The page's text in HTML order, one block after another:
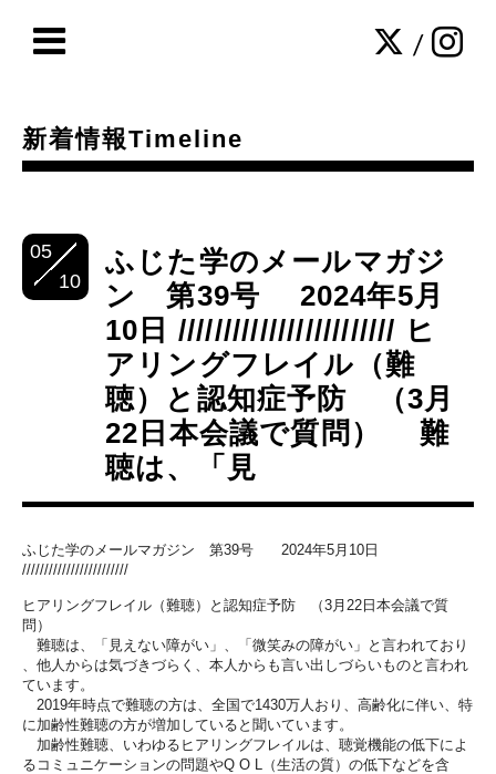
/
新着情報Timeline
05
10
ふじた学のメールマガジ
ン 第39号 2024年5月
10日 //////////////////////// ヒ
アリングフレイル（難
聴）と認知症予防 （3月
22日本会議で質問） 難
聴は、「見
ふじた学のメールマガジン 第39号 2024年5月10日
////////////////////////
ヒアリングフレイル（難聴）と認知症予防 （3月22日本会議で質
問）
難聴は、「見えない障がい」、「微笑みの障がい」と言われており
、他人からは気づきづらく、本人からも言い出しづらいものと言われ
ています。
2019年時点で難聴の方は、全国で1430万人おり、高齢化に伴い、特
に加齢性難聴の方が増加していると聞いています。
加齢性難聴、いわゆるヒアリングフレイルは、聴覚機能の低下によ
るコミュニケーションの問題やQ O L（生活の質）の低下などを含